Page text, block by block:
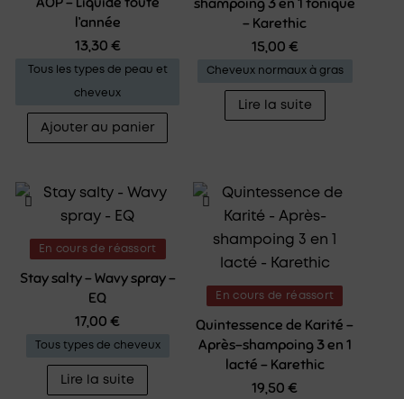
l’année
13,30 €
Tous les types de peau et
cheveux
Ajouter au panier
shampoing 3 en 1 tonique
– Karethic
15,00 €
Cheveux normaux à gras
Lire la suite
En cours de réassort
Stay salty – Wavy spray –
EQ
17,00€
Tous types de cheveux
Lire la suite
En cours de réassort
Quintessence de Karité –
Après-shampoing 3 en 1
lacté – Karethic
19,50€